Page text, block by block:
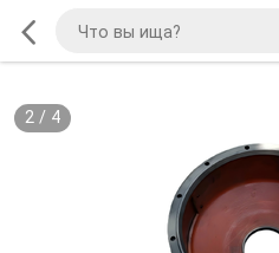
2/ 4